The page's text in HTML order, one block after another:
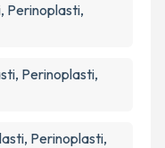
Perinoplasti,
Perinoplasti,
Perinoplasti,